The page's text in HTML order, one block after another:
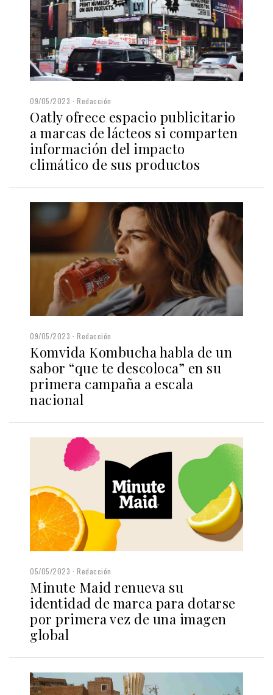
09/05/2023 Redacción
Oatly ofrece espacio publicitario
a marcas de lácteos si comparten
información del impacto
climático de sus productos
09/05/2023 Redacción
Komvida Kombucha habla de un
sabor “que te descoloca” en su
primera campaña a escala
nacional
05/05/2023 Redacción
Minute Maid renueva su
identidad de marca para dotarse
por primera vez de una imagen
global